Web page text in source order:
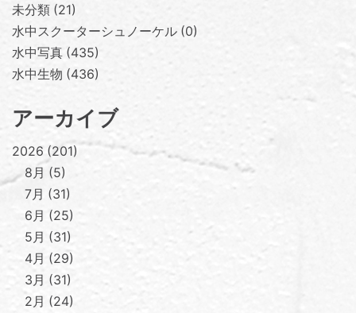
未分類 21
水中スクーターシュノーケル 0
水中写真 435
水中生物 436
アーカイブ
2026 201
8月
5
7月
31
6月
25
5月
31
4月
29
3月
31
2月
24